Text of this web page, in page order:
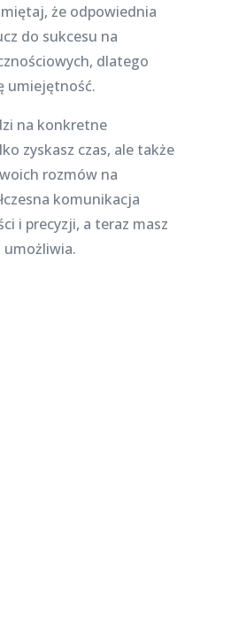
że odpowiednia
do sukcesu na
dlatego
umiejętność.
na konkretne
zyskasz czas, ale także
rozmów na
komunikacja
i precyzji, a teraz masz